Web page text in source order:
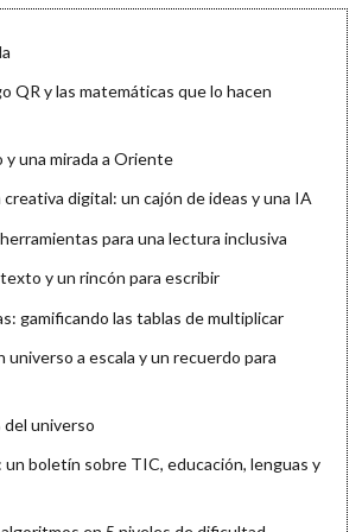
QR y las matemáticas que lo hacen
una mirada a Oriente
digital: un cajón de ideas y una IA
para una lectura inclusiva
y un rincón para escribir
gamificando las tablas de multiplicar
universo a escala y un recuerdo para
del universo
un boletín sobre TIC, educación, lenguas y